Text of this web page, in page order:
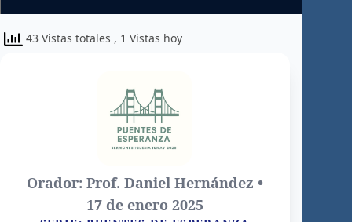
43 Vistas totales , 1 Vistas hoy
Orador: Prof. Daniel Hernández •
17 de enero 2025